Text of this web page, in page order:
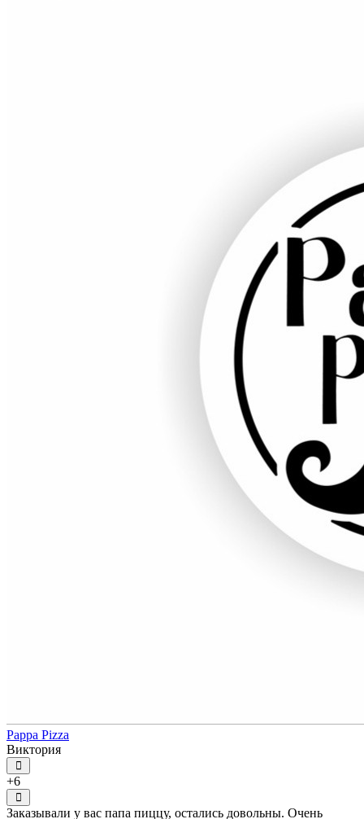
Pappa Pizza
Виктория
+6
Заказывали у вас папа пиццу, остались довольны. Очень